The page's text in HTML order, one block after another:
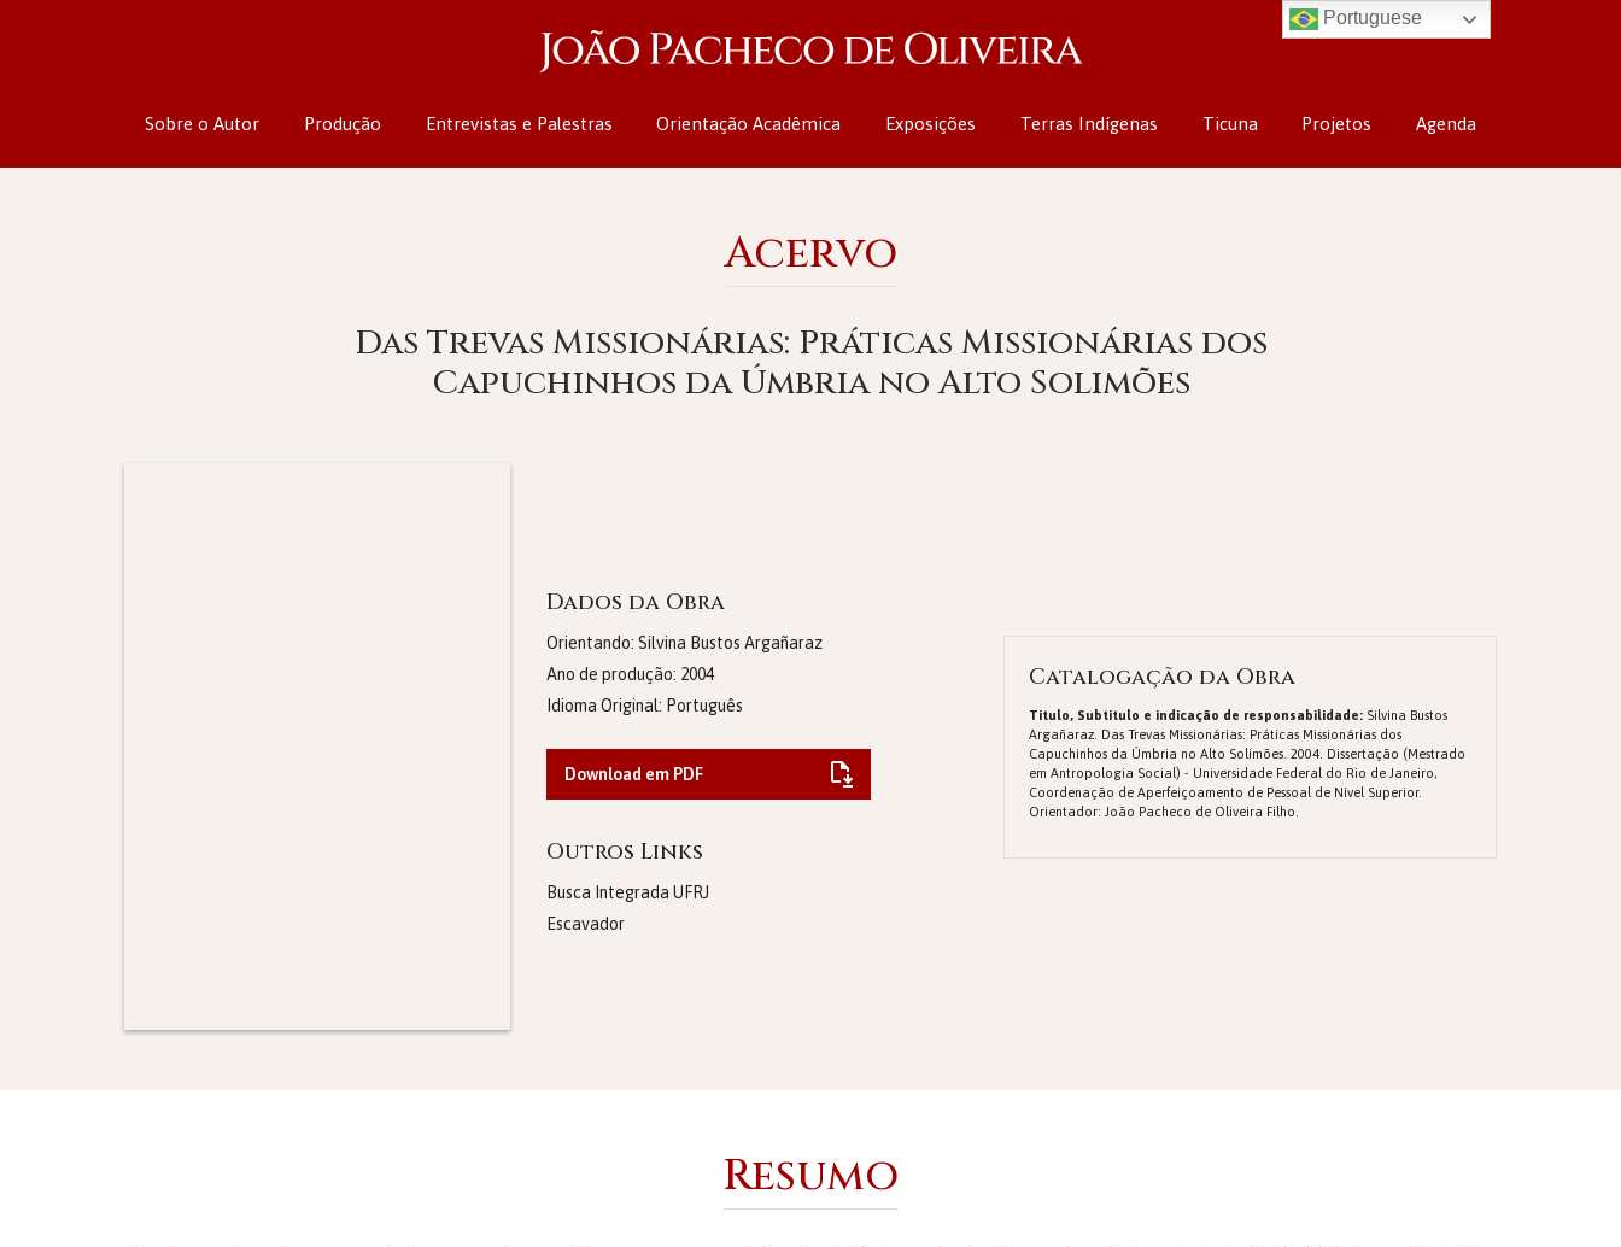
Sobre o Autor Produção Entrevistas e Palestras Orientação Acadêmica Exposições Terras Indígenas Ticuna Projetos Agenda
Acervo
Das Trevas Missionárias: Práticas Missionárias dos
Capuchinhos da Úmbria no Alto Solimões
Dados da Obra
Orientando: Silvina Bustos Argañaraz
Ano de produção: 2004
Idioma Original: Português
Download em PDF
Outros Links
Busca Integrada UFRJ
Escavador
Catalogação da Obra
Titulo, Subtitulo e indicação de responsabilidade: Silvina Bustos
Argañaraz. Das Trevas Missionárias: Práticas Missionárias dos
Capuchinhos da Úmbria no Alto Solimões. 2004. Dissertação (Mestrado
em Antropologia Social) - Universidade Federal do Rio de Janeiro,
Coordenação de Aperfeiçoamento de Pessoal de Nível Superior.
Orientador: João Pacheco de Oliveira Filho.
Resumo
Portuguese